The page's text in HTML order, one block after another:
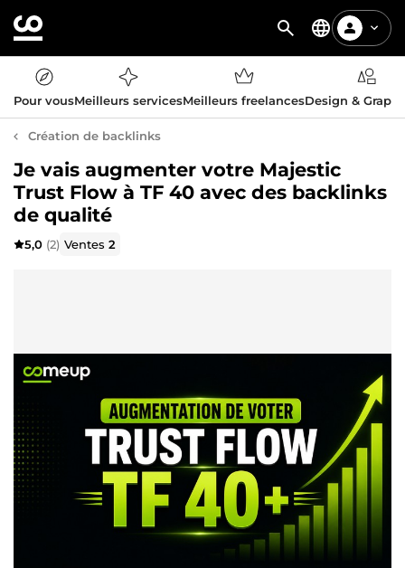
Pour vousMeilleurs servicesMeilleurs freelancesDesign &
Création de backlinks
Je vais augmenter votre Majestic
Trust Flow à TF 40 avec des backlinks
de qualité
5,0 (2) Ventes2